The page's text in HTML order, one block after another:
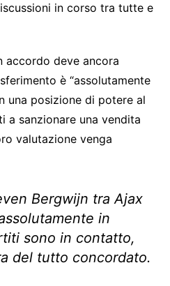
in corso tra tutte e
accordo deve ancora
è “assolutamente
una posizione di potere al
a sanzionare una vendita
valutazione venga
Bergwijn tra Ajax
in
sono in contatto,
del tutto concordato.